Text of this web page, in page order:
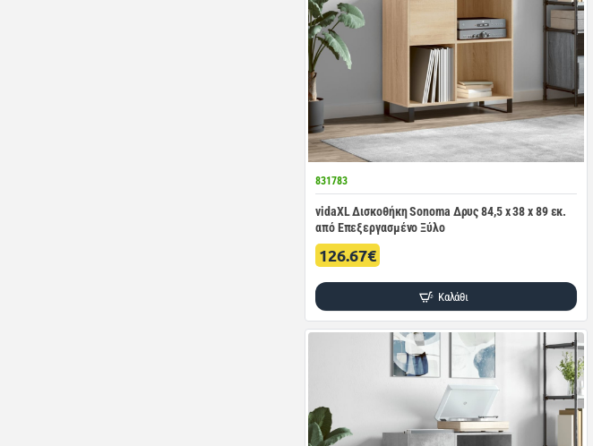
831783
vidaXL Δισκοθήκη Sonoma Δρυς 84,5 x 38 x 89 εκ.
από Επεξεργασμένο Ξύλο
126.67€
Καλάθι